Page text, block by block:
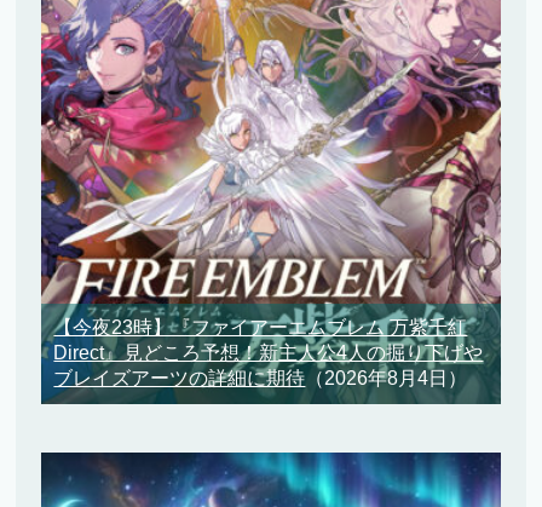
【今夜23時】『ファイアーエムブレム 万紫千紅
Direct』見どころ予想！新主人公4人の掘り下げや
ブレイズアーツの詳細に期待（2026年8月4日）